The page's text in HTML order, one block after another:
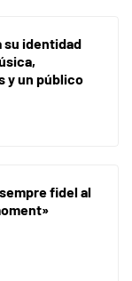
su identidad
y un público
fidel al